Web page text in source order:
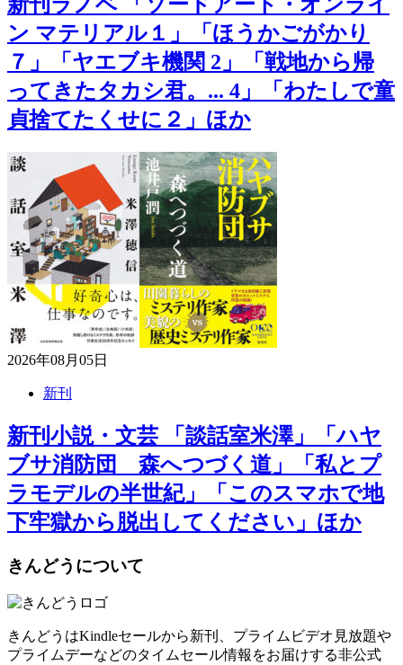
ン マテリアル１」「ほうかごがかり
７」「ヤエブキ機関 2」「戦地から帰
ってきたタカシ君。... 4」「わたしで童
貞捨てたくせに２」ほか
2026年08月05日
新刊
新刊小説・文芸 「談話室米澤」「ハヤ
ブサ消防団 森へつづく道」「私とプ
ラモデルの半世紀」「このスマホで地
下牢獄から脱出してください」ほか
きんどうについて
きんどうはKindleセールから新刊、プライムビデオ見放題や
プライムデーなどのタイムセール情報をお届けする非公式